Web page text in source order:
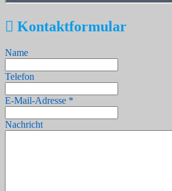
Kontaktformular
Name
Telefon
E-Mail-Adresse *
Nachricht